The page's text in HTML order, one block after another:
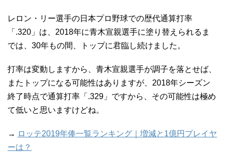
レロン・リー選手の日本プロ野球での歴代通算打率
「.320」は、2018年に青木宣親選手に塗り替えられるま
では、30年もの間、トップに君臨し続けました。
打率は変動しますから、青木宣親選手が調子を落とせば、
またトップになる可能性はありますが、2018年シーズン
終了時点で通算打率「.329」ですから、その可能性は極め
て低いと思いますけどね。
→ ロッテ2019年俸一覧ランキング｜増減と1億円プレイヤ
ーは？